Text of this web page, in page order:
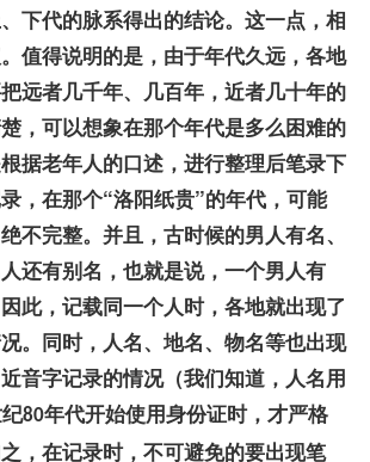
下代的脉系得出的结论。这一点，相
值得说明的是，由于年代久远，各地
远者几千年、几百年，近者几十年的
，可以想象在那个年代是多么困难的
据老年人的口述，进行整理后笔录下
，在那个“洛阳纸贵”的年代，可能
不完整。并且，古时候的男人有名、
还有别名，也就是说，一个男人有
此，记载同一个人时，各地就出现了
。同时，人名、地名、物名等也出现
音字记录的情况（我们知道，人名用
80年代开始使用身份证时，才严格
，在记录时，不可避免的要出现笔